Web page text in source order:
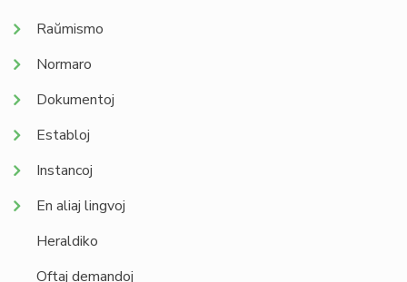
Raŭmismo
Normaro
Dokumentoj
Establoj
Instancoj
En aliaj lingvoj
Heraldiko
Oftaj demandoj